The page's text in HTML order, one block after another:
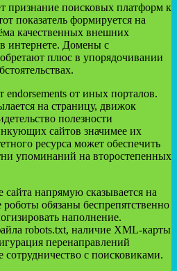
признание поисковых платформ к
показатель формируется на
качественных внешних
интернете. Домены с
плюс в упорядочивании
от иных порталов.
на страницу, движок
полезности
сайтов значимее их
ресурса может обеспечить
упоминаний на второстепенных
сайта напрямую сказывается на
обязаны беспрепятственно
наполнение.
robots.txt, наличие XML-карты
перенаправлений
с поисковиками.